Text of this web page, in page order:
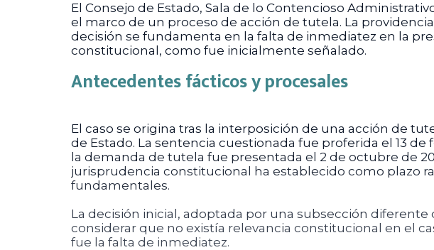
El Consejo de Estado, Sala de lo Contencioso
el marco de un proceso de acción de tutela. La
decisión se fundamenta en la falta de inmediatez en la
constitucional, como fue inicialmente señalado.
Antecedentes fácticos y procesales
El caso se origina tras la interposición de una acción de
de Estado. La sentencia cuestionada fue proferida el 13
la demanda de tutela fue presentada el 2 de octubre de
jurisprudencia constitucional ha establecido como plazo
fundamentales.
La decisión inicial, adoptada por una subsección
considerar que no existía relevancia constitucional en el
fue la falta de inmediatez.